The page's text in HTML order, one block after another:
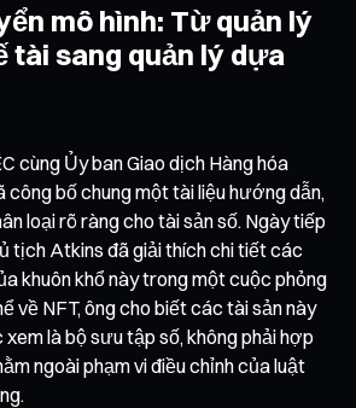
mô hình: Từ quản lý
tài sang quản lý dựa
cùng Ủy ban Giao dịch Hàng hóa
công bố chung một tài liệu hướng dẫn,
loại rõ ràng cho tài sản số. Ngày tiếp
tịch Atkins đã giải thích chi tiết các
khuôn khổ này trong một cuộc phỏng
về NFT, ông cho biết các tài sản này
là bộ sưu tập số, không phải hợp
ngoài phạm vi điều chỉnh của luật